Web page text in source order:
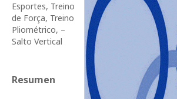
Esportes, Treino
de Força, Treino
Pliométrico, –
Salto Vertical
Resumen